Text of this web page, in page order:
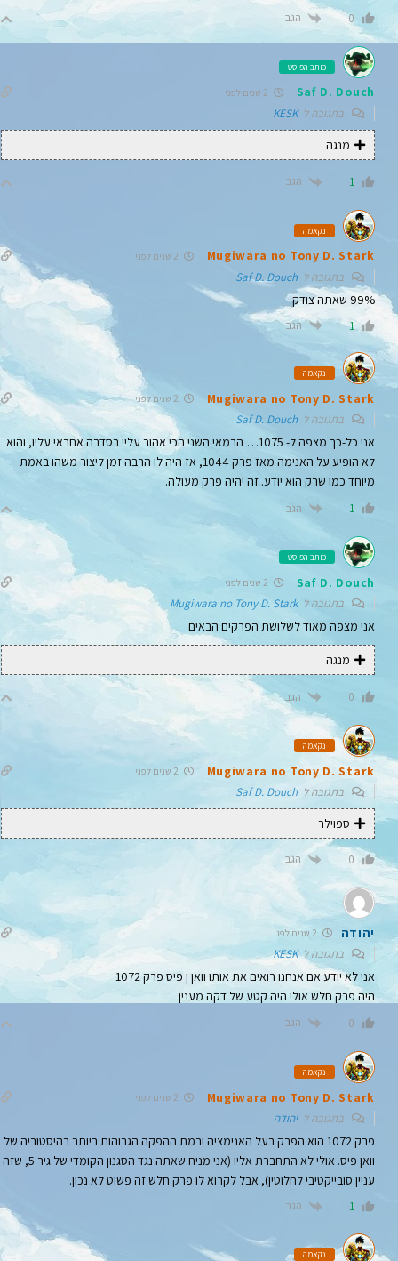
0 הגב
כותב הפוסט
Saf D. Douch
בתגובה לKESK
מנגה
1 הגב
נקאמה
Mugiwara no Tony D. Stark
בתגובה ל Saf D. Douch
99% שאתה צודק.
1 הגב
נקאמה
Mugiwara no Tony D. Stark
בתגובה ל Saf D. Douch
אני כל-כך מצפה ל- 1075… הבמאי השני הכי אהוב עליי בסדרה אחראי עליו, והוא
לא הופיע על האנימה מאז פרק 1044, אז היה לו הרבה זמן ליצור משהו באמת
מיוחד כמו שרק הוא יודע. זה יהיה פרק מעולה.
1 הגב
כותב הפוסט
Saf D. Douch
בתגובה לMugiwara no Tony D. Stark
אני מצפה מאוד לשלושת הפרקים הבאים
מנגה
0 הגב
נקאמה
Mugiwara no Tony D. Stark
בתגובה לSaf D. Douch
ספוילר
0 הגב
יהודה
בתגובה לKESK
אני לא יודע אם אנחנו רואים את אותו וואן ן פיס פרק 1072
היה פרק חלש אולי היה קטע של דקה מענין
0 הגב
נקאמה
Mugiwara no Tony D. Stark
בתגובה ליהודה
פרק 1072 הוא הפרק בעל האנימציה ורמת ההפקה הגבוהות ביותר בהיסטוריה של
וואן פיס. אולי לא התחברת אליו (אני מניח שאתה נגד הסגנון הקומדי של גיר 5, שזה
עניין סובייקטיבי לחלוטין), אבל לקרוא לו פרק חלש זה פשוט לא נכון.
1 הגב
נקאמה